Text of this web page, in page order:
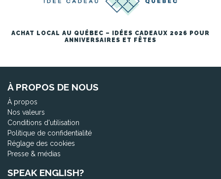
ACHAT LOCAL AU QUÉBEC – IDÉES CADEAUX 2026 POUR
ANNIVERSAIRES ET FÊTES
À PROPOS DE NOUS
À propos
Nos valeurs
Conditions d'utilisation
Politique de confidentialité
Réglage des cookies
Presse & médias
SPEAK ENGLISH?